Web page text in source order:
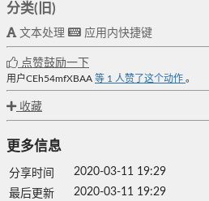
分类(旧)
文本处理 应用内快捷键
点赞鼓励一下
用户CEh54mfXBAA 等 1 人赞了这个动作 。
收藏
更多信息
分享时间
2020-03-11 19:29
最后更新
2020-03-11 19:29